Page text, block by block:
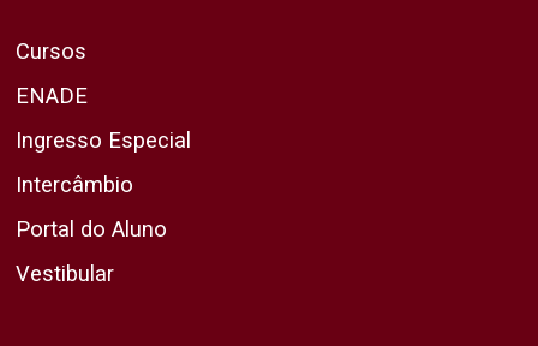
Cursos
ENADE
Ingresso Especial
Intercâmbio
Portal do Aluno
Vestibular